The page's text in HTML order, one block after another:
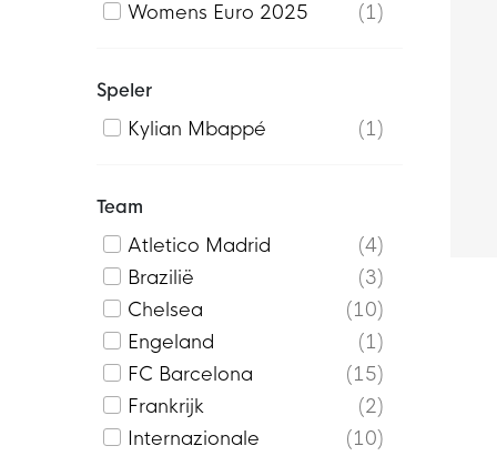
Womens Euro 2025
1
Speler
Kylian Mbappé
1
Team
Atletico Madrid
4
Brazilië
3
Chelsea
10
Engeland
1
FC Barcelona
15
Frankrijk
2
Internazionale
10